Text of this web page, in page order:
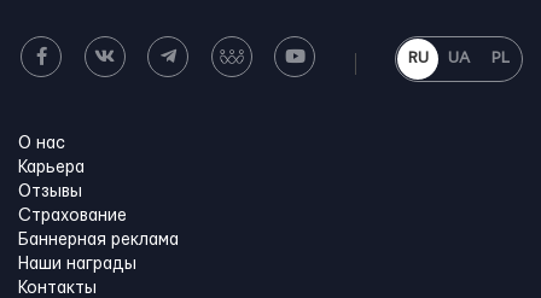
RU UA PL
О нас
Карьера
Отзывы
Страхование
Баннерная реклама
Наши награды
Контакты